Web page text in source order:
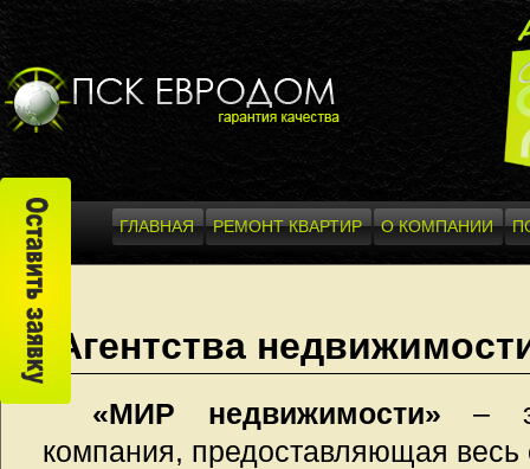
ГЛАВНАЯ РЕМОНТ КВАРТИР О КОМПАНИИ
Агентства
«МИР недвижимости» –
компания, предоставляющая весь